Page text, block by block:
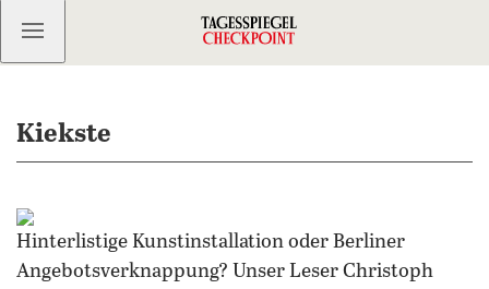
Kostenlos anmelden
Kiekste
Hinterlistige Kunstinstallation oder Berliner
Angebotsverknappung? Unser Leser Christoph